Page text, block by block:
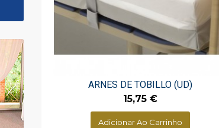
ARNES DE TOBILLO (UD)
Preço
15,75 €
Adicionar Ao Carrinho